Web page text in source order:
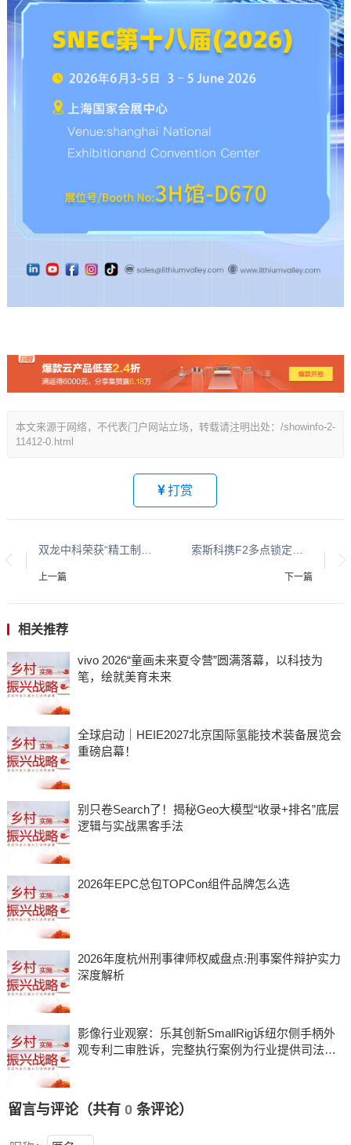
本文来源于网络，不代表门户网站立场，转载请注明出处：/showinfo-2-
11412-0.html
打赏
上一篇 下一篇
相关推荐
vivo 2026“童画未来夏令营”圆满落幕，以科技为
笔，绘就美育未来
全球启动｜HEIE2027北京国际氢能技术装备展览会
重磅启幕！
别只卷Search了！揭秘Geo大模型“收录+排名”底层
逻辑与实战黑客手法
2026年EPC总包TOPCon组件品牌怎么选
2026年度杭州刑事律师权威盘点:刑事案件辩护实力
深度解析
影像行业观察：乐其创新SmallRig诉纽尔侧手柄外
观专利二审胜诉，完整执行案例为行业提供司法参
留言与评论（共有 0条评论）